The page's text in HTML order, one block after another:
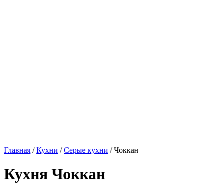
Главная /Кухни /Серые кухни / Чоккан
Кухня Чоккан